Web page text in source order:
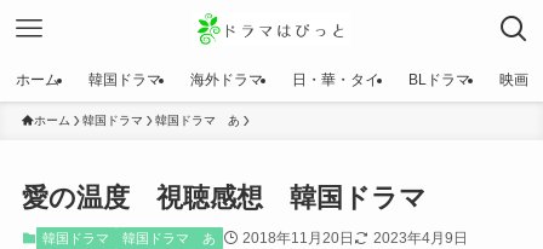
ホーム 韓国ドラマ 海外ドラマ 日・華・タイ BLドラマ 映画
ホーム 韓国ドラマ 韓国ドラマ あ
愛の温度 視聴感想 韓国ドラマ
韓国ドラマ 韓国ドラマ あ 2018年11月20日 2023年4月9日